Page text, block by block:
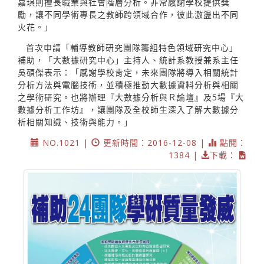
勵，讓不同學術專長之教師跨領域合作，彼此激盪出不同
火花。」
首次申請「輔導教師研究團隊籌組特色領域研究中心」
補助，「大數據研究中心」主持人、統計系教授兼系主任
吳碩傑表示：「感謝學校肯定，未來團隊將導入相關統計
分析方法與電腦技術，並積極推動大數據資料分析與相關
之學術研究。也將辦理『大數據分析與Ｒ論壇』及5場『大
數據分析工作坊』，讓團隊及全校師生深入了解大數據分
析相關知識、技術與能力。」
NO.1021 |
更新時間：2016-12-08 |
點閱：
1384 |
下載：